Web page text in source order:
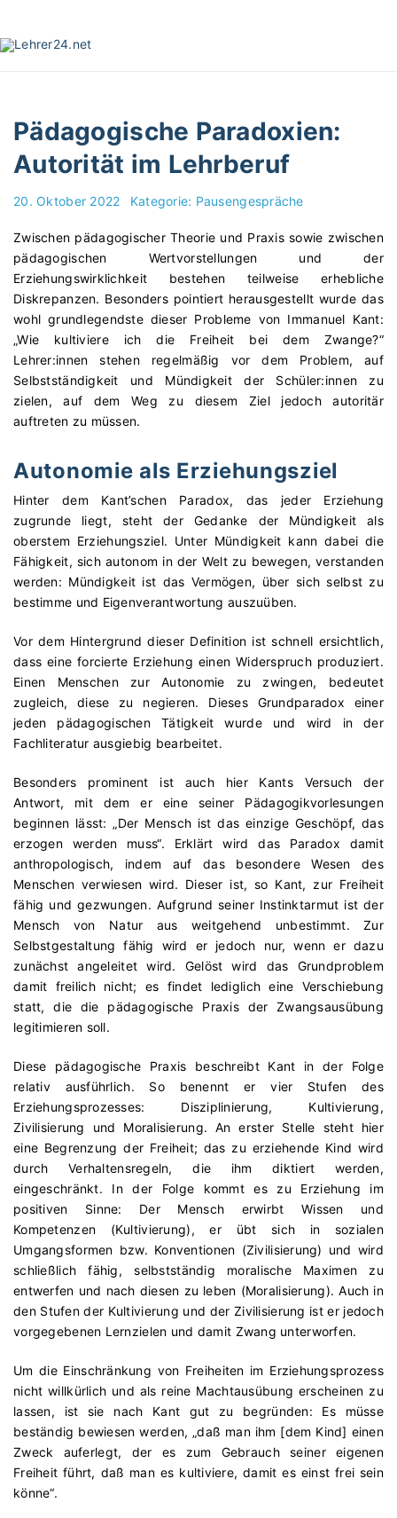
i
Pädagogische Paradoxien:
Autorität im Lehrberuf
20. Oktober 2022 Kategorie: Pausengespräche
Zwischen pädagogischer Theorie und Praxis sowie zwischen
pädagogischen Wertvorstellungen und der
Erziehungswirklichkeit bestehen teilweise erhebliche
Diskrepanzen. Besonders pointiert herausgestellt wurde das
wohl grundlegendste dieser Probleme von Immanuel Kant:
„Wie kultiviere ich die Freiheit bei dem Zwange?“
Lehrer:innen stehen regelmäßig vor dem Problem, auf
Selbstständigkeit und Mündigkeit der Schüler:innen zu
zielen, auf dem Weg zu diesem Ziel jedoch autoritär
auftreten zu müssen.
Autonomie als Erziehungsziel
Hinter dem Kant’schen Paradox, das jeder Erziehung
zugrunde liegt, steht der Gedanke der Mündigkeit als
oberstem Erziehungsziel. Unter Mündigkeit kann dabei die
Fähigkeit, sich autonom in der Welt zu bewegen, verstanden
werden: Mündigkeit ist das Vermögen, über sich selbst zu
bestimme und Eigenverantwortung auszuüben.
Vor dem Hintergrund dieser Definition ist schnell ersichtlich,
dass eine forcierte Erziehung einen Widerspruch produziert.
Einen Menschen zur Autonomie zu zwingen, bedeutet
zugleich, diese zu negieren. Dieses Grundparadox einer
jeden pädagogischen Tätigkeit wurde und wird in der
Fachliteratur ausgiebig bearbeitet.
Besonders prominent ist auch hier Kants Versuch der
Antwort, mit dem er eine seiner Pädagogikvorlesungen
beginnen lässt: „Der Mensch ist das einzige Geschöpf, das
erzogen werden muss“. Erklärt wird das Paradox damit
anthropologisch, indem auf das besondere Wesen des
Menschen verwiesen wird. Dieser ist, so Kant, zur Freiheit
fähig und gezwungen. Aufgrund seiner Instinktarmut ist der
Mensch von Natur aus weitgehend unbestimmt. Zur
Selbstgestaltung fähig wird er jedoch nur, wenn er dazu
zunächst angeleitet wird. Gelöst wird das Grundproblem
damit freilich nicht; es findet lediglich eine Verschiebung
statt, die die pädagogische Praxis der Zwangsausübung
legitimieren soll.
Diese pädagogische Praxis beschreibt Kant in der Folge
relativ ausführlich. So benennt er vier Stufen des
Erziehungsprozesses: Disziplinierung, Kultivierung,
Zivilisierung und Moralisierung. An erster Stelle steht hier
eine Begrenzung der Freiheit; das zu erziehende Kind wird
durch Verhaltensregeln, die ihm diktiert werden,
eingeschränkt. In der Folge kommt es zu Erziehung im
positiven Sinne: Der Mensch erwirbt Wissen und
Kompetenzen (Kultivierung), er übt sich in sozialen
Umgangsformen bzw. Konventionen (Zivilisierung) und wird
schließlich fähig, selbstständig moralische Maximen zu
entwerfen und nach diesen zu leben (Moralisierung). Auch in
den Stufen der Kultivierung und der Zivilisierung ist er jedoch
vorgegebenen Lernzielen und damit Zwang unterworfen.
Um die Einschränkung von Freiheiten im Erziehungsprozess
nicht willkürlich und als reine Machtausübung erscheinen zu
lassen, ist sie nach Kant gut zu begründen: Es müsse
beständig bewiesen werden, „daß man ihm [dem Kind] einen
Zweck auferlegt, der es zum Gebrauch seiner eigenen
Freiheit führt, daß man es kultiviere, damit es einst frei sein
könne“.